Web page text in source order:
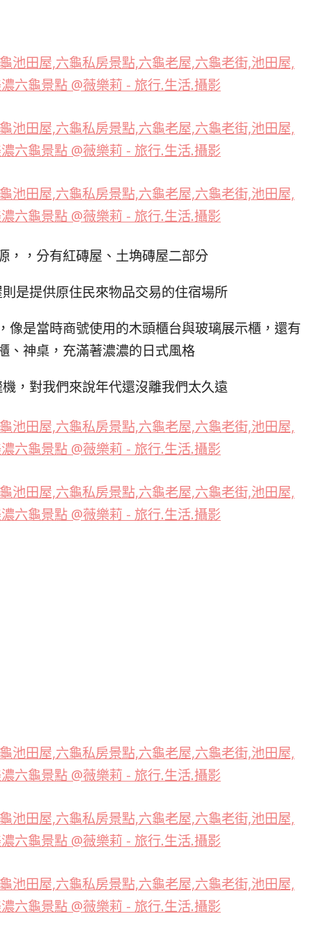
，，分有紅磚屋、土埆磚屋二部分
是提供原住民來物品交易的住宿場所
像是當時商號使用的木頭櫃台與玻璃展示櫃，還有
、神桌，充滿著濃濃的日式風格
，對我們來說年代還沒離我們太久遠